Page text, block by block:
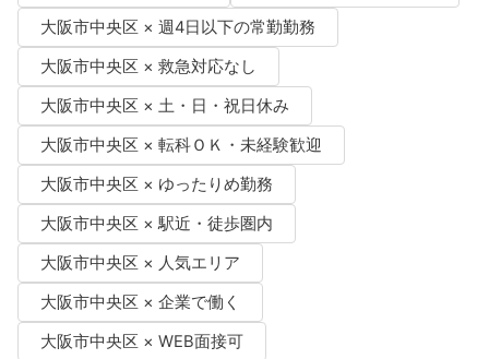
大阪市中央区 × 週4日以下の常勤勤務
大阪市中央区 × 救急対応なし
大阪市中央区 × 土・日・祝日休み
大阪市中央区 × 転科ＯＫ・未経験歓迎
大阪市中央区 × ゆったりめ勤務
大阪市中央区 × 駅近・徒歩圏内
大阪市中央区 × 人気エリア
大阪市中央区 × 企業で働く
大阪市中央区 × WEB面接可